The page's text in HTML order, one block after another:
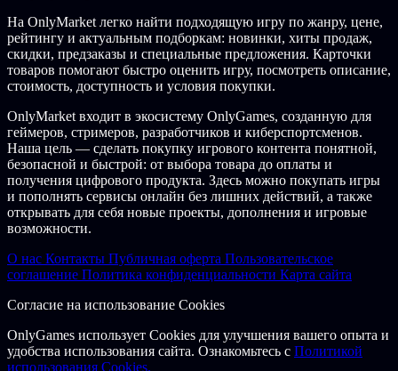
На OnlyMarket легко найти подходящую игру по жанру, цене,
рейтингу и актуальным подборкам: новинки, хиты продаж,
скидки, предзаказы и специальные предложения. Карточки
товаров помогают быстро оценить игру, посмотреть описание,
стоимость, доступность и условия покупки.
OnlyMarket входит в экосистему OnlyGames, созданную для
геймеров, стримеров, разработчиков и киберспортсменов.
Наша цель — сделать покупку игрового контента понятной,
безопасной и быстрой: от выбора товара до оплаты и
получения цифрового продукта. Здесь можно покупать игры
и пополнять сервисы онлайн без лишних действий, а также
открывать для себя новые проекты, дополнения и игровые
возможности.
О нас Контакты Публичная оферта Пользовательское
соглашение Политика конфиденциальности Карта сайта
Согласие на использование Cookies
OnlyGames использует Cookies для улучшения вашего опыта и
удобства использования сайта. Ознакомьтесь с Политикой
использования Cookies.